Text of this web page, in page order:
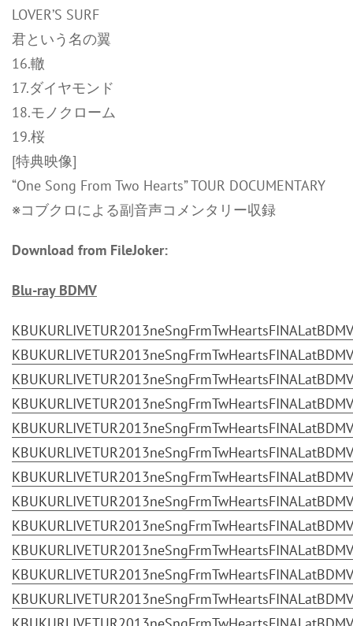
LOVER’S SURF
君という名の翼
16.轍
17.ダイヤモンド
18.モノクローム
19.桜
[特典映像]
“One Song From Two Hearts” TOUR DOCUMENTARY
※コブクロによる副音声コメンタリー収録
Download from FileJoker:
Blu-ray BDMV